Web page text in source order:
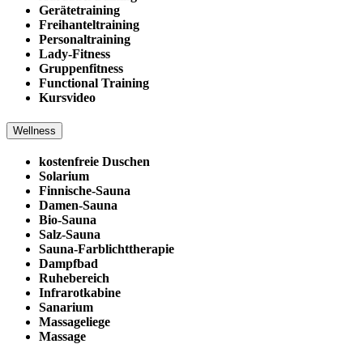
Gerätetraining
Freihanteltraining
Personaltraining
Lady-Fitness
Gruppenfitness
Functional Training
Kursvideo
Wellness
kostenfreie Duschen
Solarium
Finnische-Sauna
Damen-Sauna
Bio-Sauna
Salz-Sauna
Sauna-Farblichttherapie
Dampfbad
Ruhebereich
Infrarotkabine
Sanarium
Massageliege
Massage